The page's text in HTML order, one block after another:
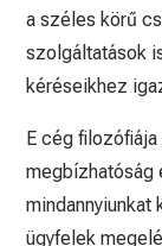
a széles körű
szolgáltatások
kéréseikhez
E cég
megbízhatóság
ügyfelek